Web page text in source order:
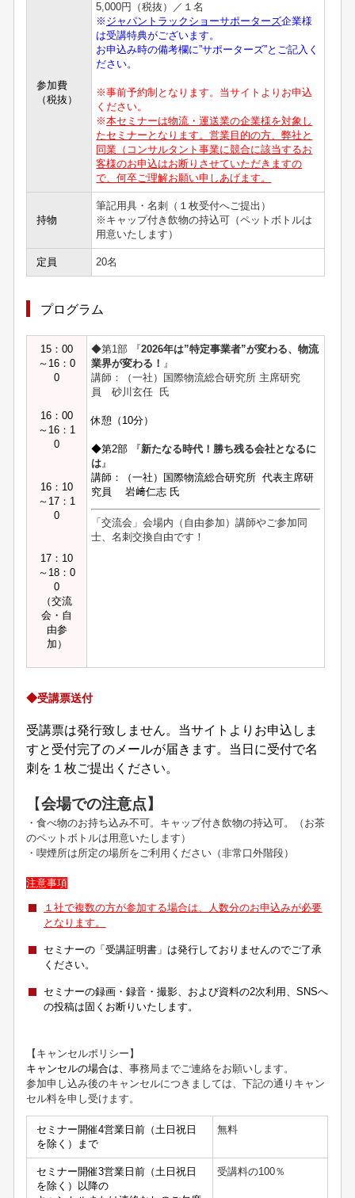
参加費
（税抜）
5,000円（税抜）／１名
※ ジャパントラックショーサポーターズ企業様
は受講特典がございます。
お申込み時の備考欄に”サポーターズ”とご記入く
ださい。
※事前予約制となります。当サイトよりお申込
ください。
※本セミナーは物流・運送業の企業様を対象し
たセミナーとなります。営業目的の方、弊社と
同業（コンサルタント事業に競合に該当するお
客様のお申込はお断りさせていただきますの
で、何卒ご理解お願い申しあげます。
持物
筆記用具・名刺（１枚受付へご提出）
※キャップ付き飲物の持込可（ペットボトルは
用意いたします）
定員 20名
プログラム
15：00
～16：0
0
16：00
～16：1
0
16：10
～17：1
0
17：10
～18：0
0
（交流
会・自
由参
加）
◆第1部 『2026年は”特定事業者”が変わる、物流
業界が変わる！ 』
講師：（一社）国際物流総合研究所 主席研究
員 砂川玄任 氏
休憩（10分）
◆第2部 『新たなる時代！勝ち残る会社となるに
は』
講師：（一社）国際物流総合研究所 代表主席研
究員 岩﨑仁志 氏
「交流会」会場内（自由参加）講師やご参加同
士、名刺交換自由です！
◆受講票送付
受講票は発行致しません。当サイトよりお申込しま
すと受付完了のメールが届きます。当日に受付で名
刺を１枚ご提出ください。
【会場での注意点】
・食べ物のお持ち込み不可。キャップ付き飲物の持込可。（お茶
のペットボトルは用意いたします）
・喫煙所は所定の場所をご利用ください（非常口外階段）
注意事項
１社で複数の方が参加する場合は、人数分のお申込みが必要
となります。
セミナーの「受講証明書」は発行しておりませんのでご了承
ください。
セミナーの録画・録音・撮影、および資料の2次利用、SNSへ
の投稿は固くお断りいたします。
【キャンセルポリシー】
キャンセルの場合は、事務局までご連絡をお願いします。
参加申し込み後のキャンセルにつきましては、下記の通りキャン
セル料を申し受けます。
セミナー開催4営業日前（土日祝日
を除く）まで
無料
セミナー開催3営業日前（土日祝日
を除く）以降の
受講料の100％